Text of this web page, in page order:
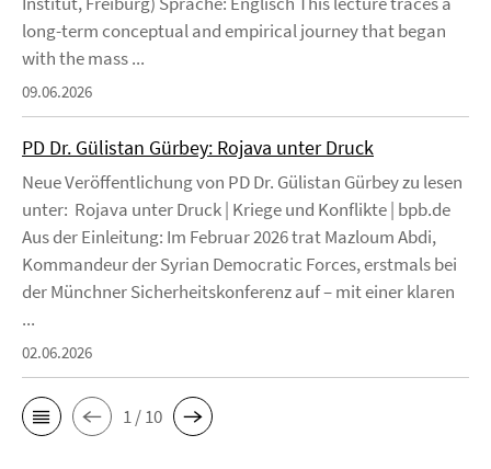
long-term conceptual and empirical journey that began
with the mass ...
09.06.2026
PD Dr. Gülistan Gürbey: Rojava unter Druck
Neue Veröffentlichung von PD Dr. Gülistan Gürbey zu lesen
unter: Rojava unter Druck | Kriege und Konflikte | bpb.de
Aus der Einleitung: Im Februar 2026 trat Mazloum Abdi,
Kommandeur der Syrian Democratic Forces, erstmals bei
der Münchner Sicherheitskonferenz auf – mit einer klaren
...
02.06.2026
1 / 10